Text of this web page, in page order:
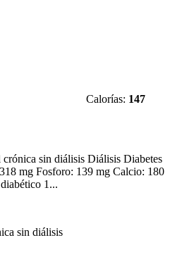
Calorías: 147
sin diálisis Diálisis Diabetes
mg Fosforo: 139 mg Calcio: 180
1...
sin diálisis